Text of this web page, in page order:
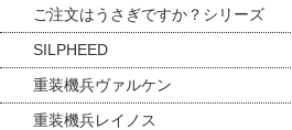
ご注文はうさぎですか？シリーズ
SILPHEED
重装機兵ヴァルケン
重装機兵レイノス